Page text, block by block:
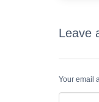
Leave
Your email